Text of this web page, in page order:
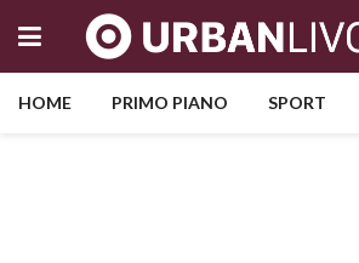
HOME PRIMO PIANO SPORT